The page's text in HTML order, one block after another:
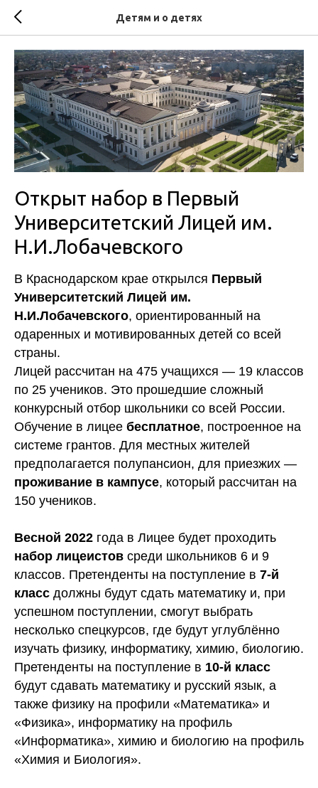
Детям и о детях
Открыт набор в Первый
Университетский Лицей им.
Н.И.Лобачевского
В Краснодарском крае открылся Первый
Университетский Лицей им.
Н.И.Лобачевского, ориентированный на
одаренных и мотивированных детей со всей
страны.
Лицей рассчитан на 475 учащихся — 19 классов
по 25 учеников. Это прошедшие сложный
конкурсный отбор школьники со всей России.
Обучение в лицее бесплатное, построенное на
системе грантов. Для местных жителей
предполагается полупансион, для приезжих —
проживание в кампусе, который рассчитан на
150 учеников.
Весной 2022 года в Лицее будет проходить
набор лицеистов среди школьников 6 и 9
классов. Претенденты на поступление в 7-й
класс должны будут сдать математику и, при
успешном поступлении, смогут выбрать
несколько спецкурсов, где будут углублённо
изучать физику, информатику, химию, биологию.
Претенденты на поступление в 10-й класс
будут сдавать математику и русский язык, а
также физику на профили «Математика» и
«Физика», информатику на профиль
«Информатика», химию и биологию на профиль
«Химия и Биология».